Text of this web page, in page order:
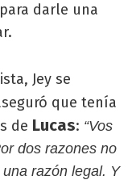
darle una
Jey se
que tenía
de Lucas: “Vos
dos razones no
razón legal. Y